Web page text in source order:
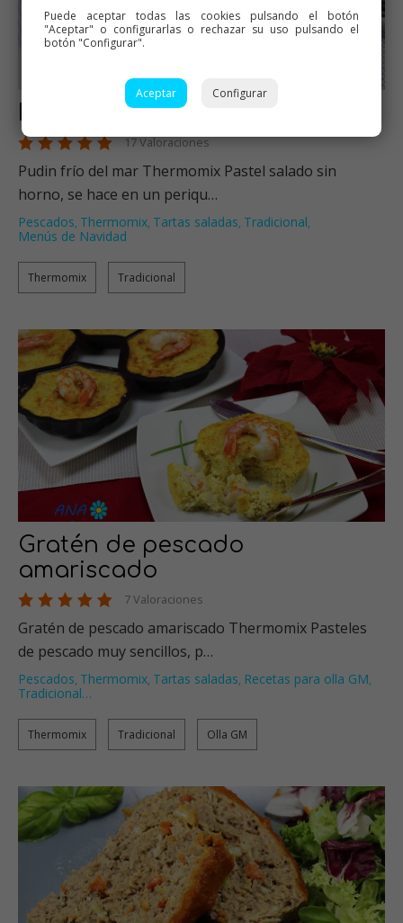
Pudin frío del mar
17 Valoraciones
Pudin frío del mar Thermomix Pastel salado sin
horno, se hace en un periqu…
Pescados, Thermomix, Tartas saladas, Tradicional,
Menús de Navidad
Thermomix Tradicional
Gratén de pescado
amariscado
7 Valoraciones
Gratén de pescado amariscado Thermomix Pasteles
de pescado muy sencillos, p…
Pescados, Thermomix, Tartas saladas, Recetas para olla GM,
Tradicional…
Thermomix Tradicional Olla GM
Puede aceptar todas las cookies pulsando el botón
"Aceptar" o configurarlas o rechazar su uso pulsando el
botón "Configurar".
Aceptar Configurar